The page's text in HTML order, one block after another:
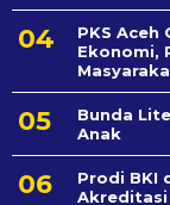
PKS
Ekonomi,
Bunda
Anak
Prodi BKI
Akreditasi